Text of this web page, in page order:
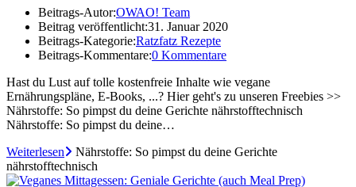
Beitrags-Autor:OWAO! Team
Beitrag veröffentlicht:31. Januar 2020
Beitrags-Kategorie:Ratzfatz Rezepte
Beitrags-Kommentare:0 Kommentare
Hast du Lust auf tolle kostenfreie Inhalte wie vegane
Ernährungspläne, E-Books, ...? Hier geht's zu unseren Freebies >>
Nährstoffe: So pimpst du deine Gerichte nährstofftechnisch
Nährstoffe: So pimpst du deine…
Weiterlesen
Nährstoffe: So pimpst du deine Gerichte
nährstofftechnisch